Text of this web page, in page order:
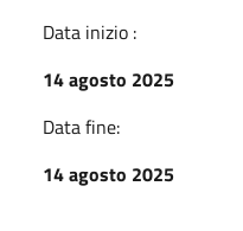
Data inizio :
14 agosto 2025
Data fine:
14 agosto 2025